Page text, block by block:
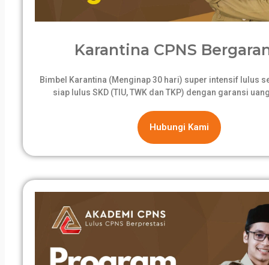
Karantina CPNS
Bimbel Karantina (Menginap 30 hari) super intensif lulus
siap lulus SKD (TIU, TWK dan TKP) dengan garansi
Hubungi Kami